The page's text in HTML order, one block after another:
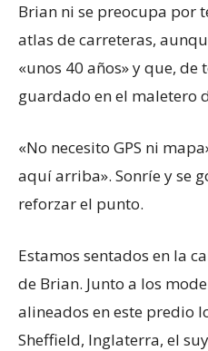
Brian ni se preocupa por
atlas de carreteras,
«unos 40 años» y que,
guardado en el maletero
«No necesito GPS ni
aquí arriba». Sonríe y se
reforzar el punto.
Estamos sentados en la
de Brian. Junto a los
alineados en este predio
Sheffield, Inglaterra, el